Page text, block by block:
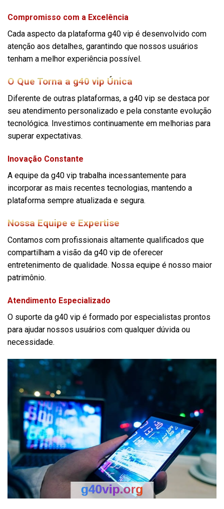
Compromisso com a Excelência
Cada aspecto da plataforma g40 vip é desenvolvido com
atenção aos detalhes, garantindo que nossos usuários
tenham a melhor experiência possível.
O Que Torna a g40 vip Única
Diferente de outras plataformas, a g40 vip se destaca por
seu atendimento personalizado e pela constante evolução
tecnológica. Investimos continuamente em melhorias para
superar expectativas.
Inovação Constante
A equipe da g40 vip trabalha incessantemente para
incorporar as mais recentes tecnologias, mantendo a
plataforma sempre atualizada e segura.
Nossa Equipe e Expertise
Contamos com profissionais altamente qualificados que
compartilham a visão da g40 vip de oferecer
entretenimento de qualidade. Nossa equipe é nosso maior
patrimônio.
Atendimento Especializado
O suporte da g40 vip é formado por especialistas prontos
para ajudar nossos usuários com qualquer dúvida ou
necessidade.